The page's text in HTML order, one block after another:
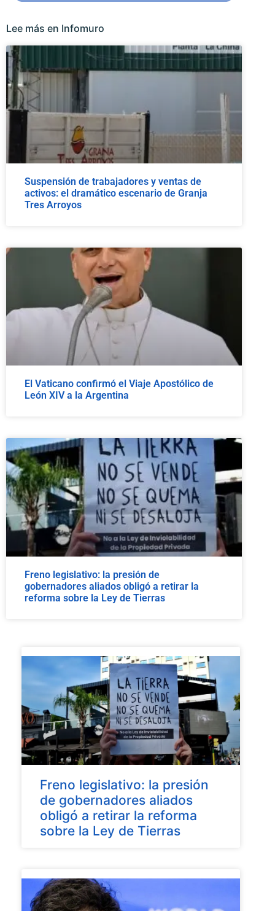
Lee más en Infomuro
Suspensión de trabajadores y ventas de
activos: el dramático escenario de Granja
Tres Arroyos
El Vaticano confirmó el Viaje Apostólico de
León XIV a la Argentina
Freno legislativo: la presión de
gobernadores aliados obligó a retirar la
reforma sobre la Ley de Tierras
Freno legislativo: la presión
de gobernadores aliados
obligó a retirar la reforma
sobre la Ley de Tierras